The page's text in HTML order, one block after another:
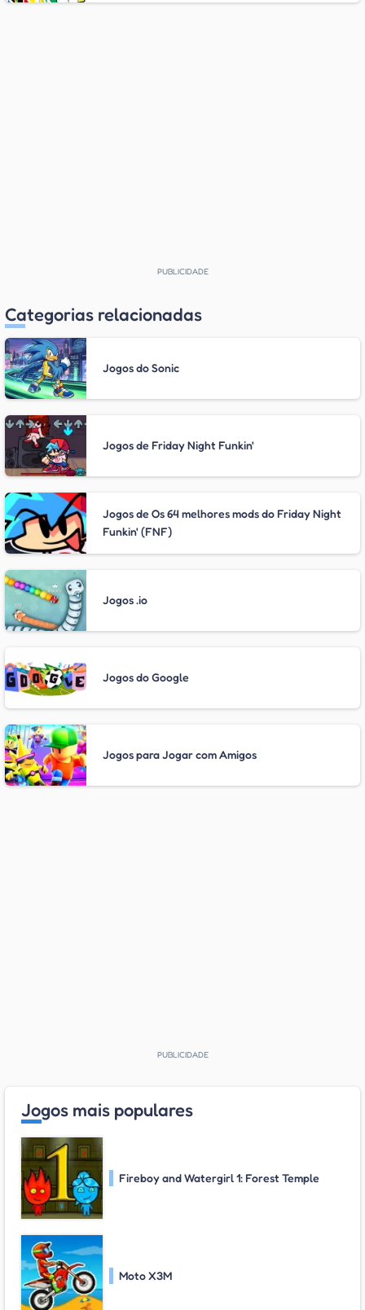
Categorias relacionadas
Jogos do Sonic
Jogos de Friday Night Funkin'
Jogos de Os 64 melhores mods do Friday Night
Funkin' (FNF)
Jogos .io
Jogos do Google
Jogos para Jogar com Amigos
Jogos mais populares
Fireboy and Watergirl 1: Forest Temple
Moto X3M